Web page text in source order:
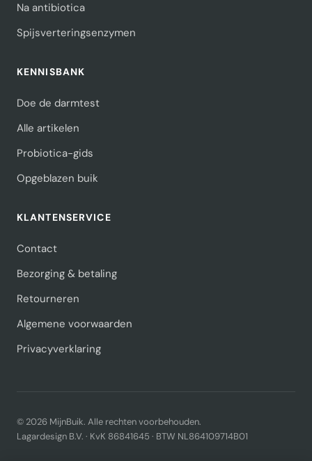
Na antibiotica
Spijsverteringsenzymen
KENNISBANK
Doe de darmtest
Alle artikelen
Probiotica-gids
Opgeblazen buik
KLANTENSERVICE
Contact
Bezorging & betaling
Retourneren
Algemene voorwaarden
Privacyverklaring
© 2026 MijnBuik. Alle rechten voorbehouden.
Lagardesign B.V. · KvK 86841645 · BTW NL864109714B01